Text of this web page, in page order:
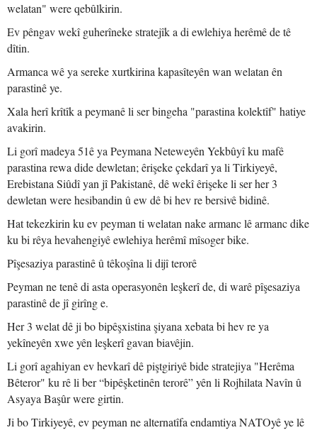
welatan" were qebûlkirin.
Ev pêngav wekî guherîneke stratejîk a di ewlehiya herêmê de tê
dîtin.
Armanca wê ya sereke xurtkirina kapasîteyên wan welatan ên
parastinê ye.
Xala herî krîtîk a peymanê li ser bingeha "parastina kolektîf" hatiye
avakirin.
Li gorî madeya 51ê ya Peymana Neteweyên Yekbûyî ku mafê
parastina rewa dide dewletan; êrişeke çekdarî ya li Tirkiyeyê,
Erebistana Siûdî yan jî Pakistanê, dê wekî êrişeke li ser her 3
dewletan were hesibandin û ew dê bi hev re bersivê bidinê.
Hat tekezkirin ku ev peyman ti welatan nake armanc lê armanc dike
ku bi rêya hevahengiyê ewlehiya herêmî mîsoger bike.
Pîşesaziya parastinê û têkoşîna li dijî terorê
Peyman ne tenê di asta operasyonên leşkerî de, di warê pîşesaziya
parastinê de jî girîng e.
Her 3 welat dê ji bo bipêşxistina şiyana xebata bi hev re ya
yekîneyên xwe yên leşkerî gavan biavêjin.
Li gorî agahiyan ev hevkarî dê piştgiriyê bide stratejiya "Herêma
Bêteror" ku rê li ber “bipêşketinên terorê” yên li Rojhilata Navîn û
Asyaya Başûr were girtin.
Ji bo Tirkiyeyê, ev peyman ne alternatîfa endamtiya NATOyê ye lê